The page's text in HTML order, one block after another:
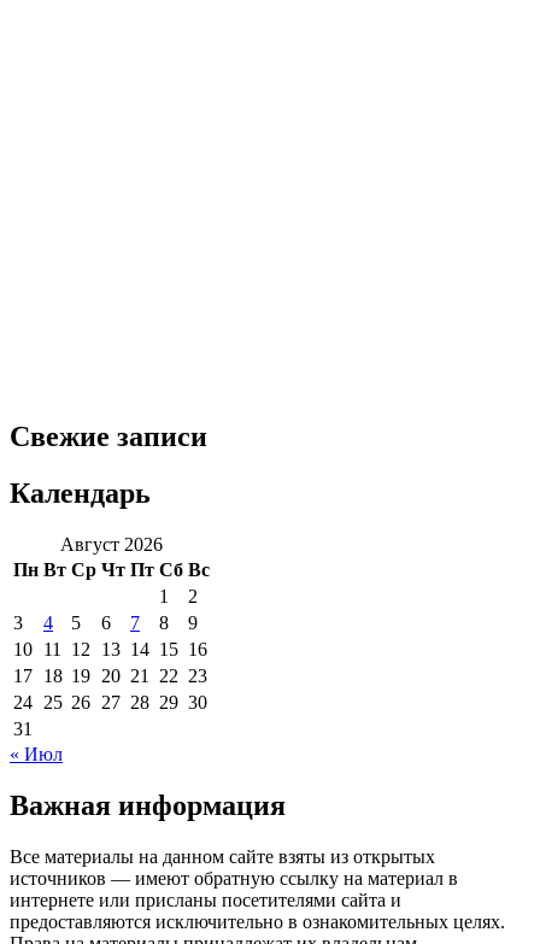
Свежие записи
Календарь
Август 2026
Пн Вт Ср Чт Пт Сб Вс
1
2
3
4 5 6 7 8
9
10 11 12 13 14 15 16
17 18 19 20 21 22 23
24 25 26 27 28 29 30
31
« Июл
Важная информация
Все материалы на данном сайте взяты из открытых
источников — имеют обратную ссылку на материал в
интернете или присланы посетителями сайта и
предоставляются исключительно в ознакомительных целях.